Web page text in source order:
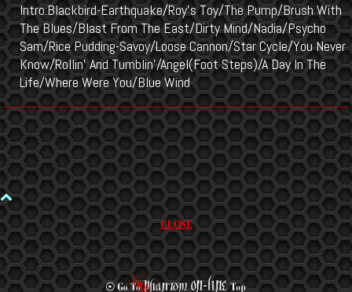
Intro:Blackbird-Earthquake/Roy's Toy/The Pump/Brush With
The Blues/Blast From The East/Dirty Mind/Nadia/Psycho
Sam/Rice Pudding-Savoy/Loose Cannon/Star Cycle/You Never
Know/Rollin' And Tumblin'/Angel(Foot Steps)/A Day In The
Life/Where Were You/Blue Wind
CLOSE